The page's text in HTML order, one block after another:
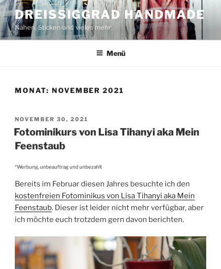
Zum
Inhalt
springen
DREISSIGGRAD HANDMADE
Nähen, Sticken und vieles mehr
Menü
MONAT: NOVEMBER 2021
VERÖFFENTLICHT
AM
NOVEMBER 30, 2021
Fotominikurs von Lisa Tihanyi aka Mein
Feenstaub
*Werbung, unbeauftrag und unbezahlt
Bereits im Februar diesen Jahres besuchte ich den
kostenfreien Fotominikus von Lisa Tihanyi aka Mein
Feenstaub. Dieser ist leider nicht mehr verfügbar, aber
ich möchte euch trotzdem gern davon berichten.